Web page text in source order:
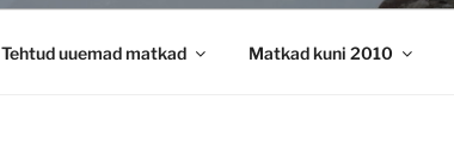
Tehtud uuemad matkad Matkad kuni 2010